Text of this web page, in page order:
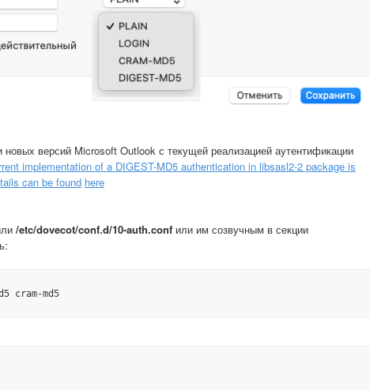
версий Microsoft Outlook с текущей реализацией аутентификации
implementation of a DIGEST-MD5 authentication in libsasl2-2 package is
can be found here
/etc/dovecot/conf.d/10-auth.conf или им созвучным в секции
cram-md5